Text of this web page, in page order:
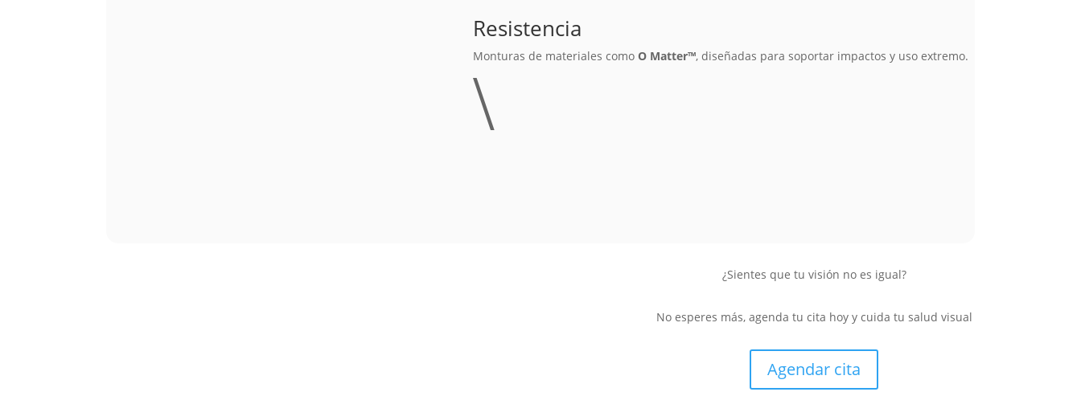
Resistencia
Monturas de materiales como O Matter™, diseñadas para soportar impactos y uso extremo.
\
¿Sientes que tu visión no es igual?
No esperes más, agenda tu cita hoy y cuida tu salud visual
Agendar cita